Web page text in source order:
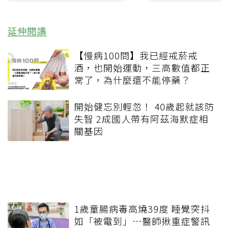
延伸閱讀
【慢病100問】我已經戒菸戒
酒，也開始運動，三高數值都正
常了，為什麼還不能停藥？
開始健忘別輕忽！ 40歲起就該防
失智 2成國人帶有阿茲海默症相
關基因
1歲童腸病毒高燒39度 睡覺突抖
如「被電到」…醫師揪重症警訊